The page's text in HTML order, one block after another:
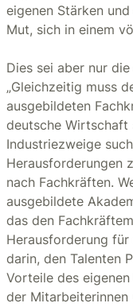
eigenen Stärken
Mut, sich in einem
Dies sei aber nur
„Gleichzeitig muss
ausgebildeten
deutsche Wirtschaft
Industriezweige
Herausforderungen
nach Fachkräften.
ausgebildete
das den
Herausforderung
darin, den Talenten
Vorteile des
der Mitarbeiterinnen